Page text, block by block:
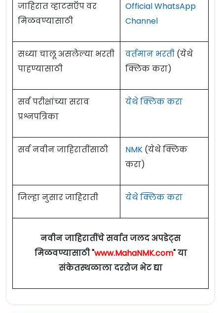
जाहिरात व्हाटसऍप वर
मिळवण्यासाठी
Official WhatsApp
Channel
सध्या चालू असलेल्या भरती
पाहण्यासाठी
वर्तमान भरती (येथे
क्लिक करा)
सर्व परीक्षांच्या सराव
प्रश्नपत्रिका
येथे क्लिक करा
सर्व नवीन जाहिरातींसाठी NMK (येथे क्लिक
करा)
जिल्हा नुसार जाहिराती येथे क्लिक करा
नवीन जाहिरातींचे सर्वात जलद अपडेट्स
मिळवण्यासाठी "www.MahaNMK.com" या
संकेतस्थळाला दररोज भेट द्या